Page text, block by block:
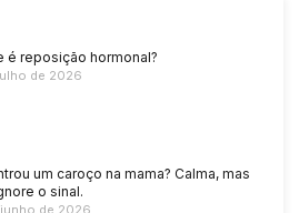
é reposição hormonal?
de 2026
um caroço na mama? Calma, mas
o sinal.
de 2026